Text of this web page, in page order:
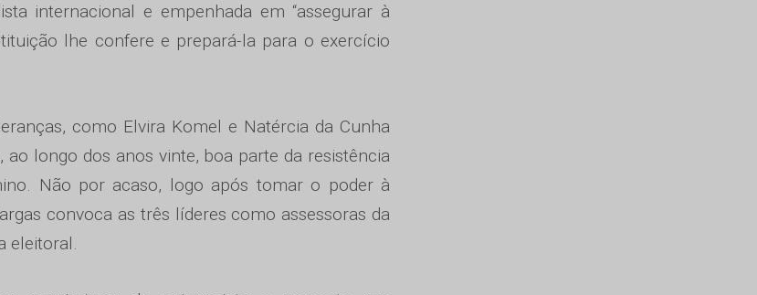
internacional e empenhada em “assegurar à
lhe confere e prepará-la para o exercício
como Elvira Komel e Natércia da Cunha
longo dos anos vinte, boa parte da resistência
Não por acaso, logo após tomar o poder à
convoca as três líderes como assessoras da
eleitoral.